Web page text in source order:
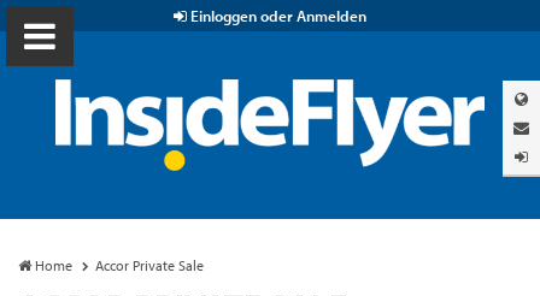
Einloggen oder Anmelden
Home Accor Private Sale